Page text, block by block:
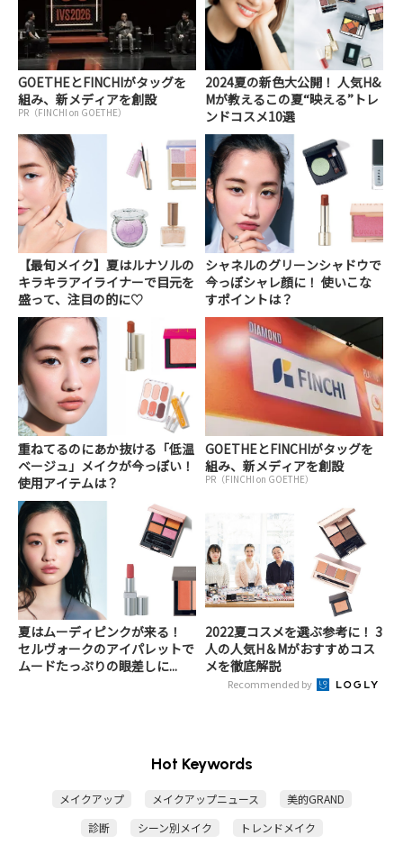
GOETHEとFINCHIがタッグを
組み、新メディアを創設
PR（FINCHI on GOETHE）
2024夏の新色大公開！ 人気H&
Mが教えるこの夏“映える”トレ
ンドコスメ10選
【最旬メイク】夏はルナソルの
キラキラアイライナーで目元を
盛って、注目の的に♡
シャネルのグリーンシャドウで
今っぽシャレ顔に！ 使いこな
すポイントは？
重ねてるのにあか抜ける「低温
ベージュ」メイクが今っぽい！
使用アイテムは？
GOETHEとFINCHIがタッグを
組み、新メディアを創設
PR（FINCHI on GOETHE）
夏はムーディピンクが来る！
セルヴォークのアイパレットで
ムードたっぷりの眼差しに...
2022夏コスメを選ぶ参考に！ 3
人の人気H＆Mがおすすめコス
メを徹底解説
Recommended by
Hot Keywords
メイクアップ メイクアップニュース
美的GRAND
診断
シーン別メイク
トレンドメイク